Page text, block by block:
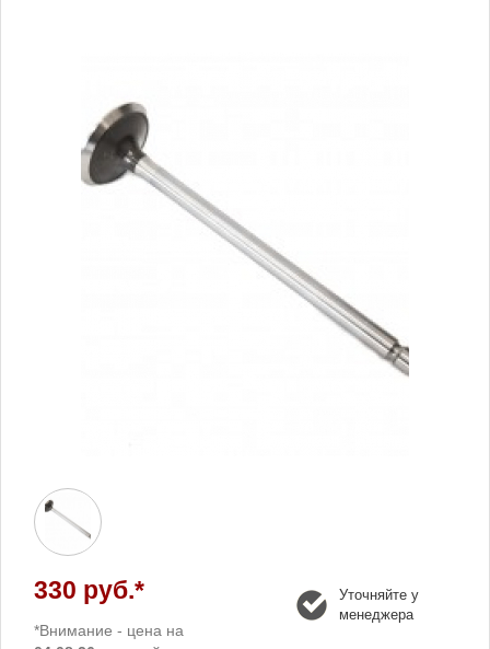
330 руб.*
*Внимание - цена на
Уточняйте у
менеджера